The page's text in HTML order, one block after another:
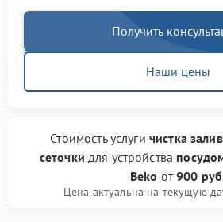
Получить
Наши цены
Стоимость услуги чистка
сеточки для устройства
Beko от900
Цена актуальна на текущую